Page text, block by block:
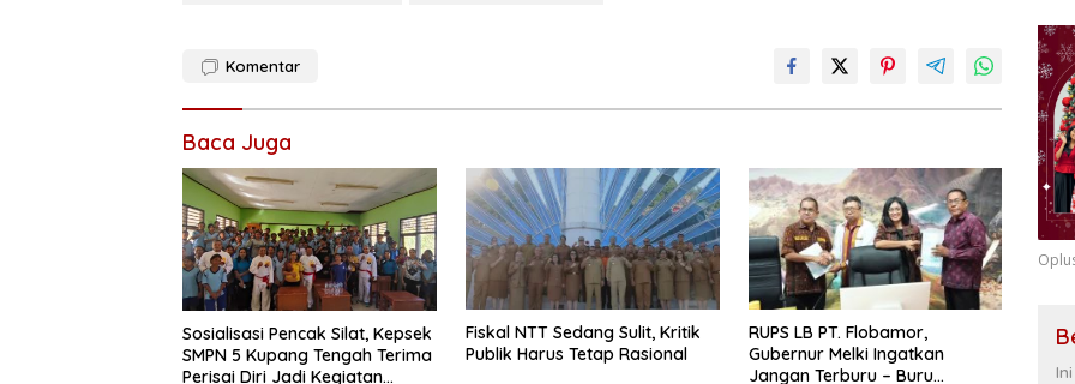
Komentar
Baca Juga
Sosialisasi Pencak Silat, Kepsek
SMPN 5 Kupang Tengah Terima
Perisai Diri Jadi Kegiatan
Fiskal NTT Sedang Sulit, Kritik
Publik Harus Tetap Rasional
RUPS LB PT. Flobamor,
Gubernur Melki Ingatkan
Jangan Terburu – Buru